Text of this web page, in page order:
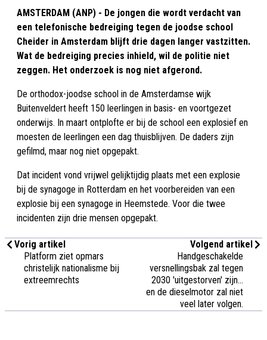
AMSTERDAM (ANP) - De jongen die wordt verdacht van
een telefonische bedreiging tegen de joodse school
Cheider in Amsterdam blijft drie dagen langer vastzitten.
Wat de bedreiging precies inhield, wil de politie niet
zeggen. Het onderzoek is nog niet afgerond.
De orthodox-joodse school in de Amsterdamse wijk
Buitenveldert heeft 150 leerlingen in basis- en voortgezet
onderwijs. In maart ontplofte er bij de school een explosief en
moesten de leerlingen een dag thuisblijven. De daders zijn
gefilmd, maar nog niet opgepakt.
Dat incident vond vrijwel gelijktijdig plaats met een explosie
bij de synagoge in Rotterdam en het voorbereiden van een
explosie bij een synagoge in Heemstede. Voor die twee
incidenten zijn drie mensen opgepakt.
Vorig artikel
Platform ziet opmars
christelijk nationalisme bij
extreemrechts
Volgend artikel
Handgeschakelde
versnellingsbak zal tegen
2030 'uitgestorven' zijn...
en de dieselmotor zal niet
veel later volgen.